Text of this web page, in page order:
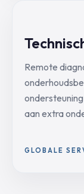
Remote
aan extra
GLOBALE